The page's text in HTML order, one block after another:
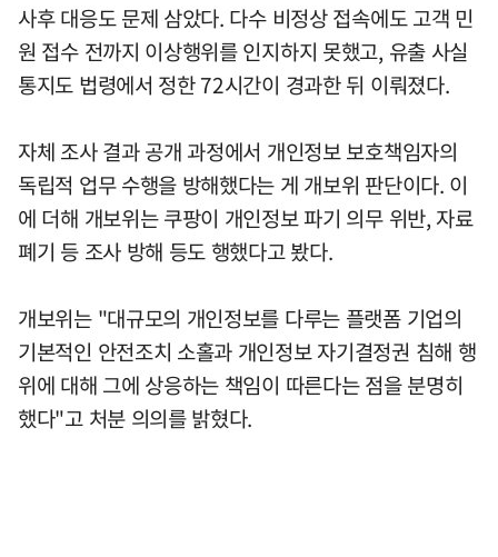
사후 대응도 문제 삼았다. 다수 비정상 접속에도 고객 민
원 접수 전까지 이상행위를 인지하지 못했고, 유출 사실
통지도 법령에서 정한 72시간이 경과한 뒤 이뤄졌다.
자체 조사 결과 공개 과정에서 개인정보 보호책임자의
독립적 업무 수행을 방해했다는 게 개보위 판단이다. 이
에 더해 개보위는 쿠팡이 개인정보 파기 의무 위반, 자료
폐기 등 조사 방해 등도 행했다고 봤다.
개보위는 "대규모의 개인정보를 다루는 플랫폼 기업의
기본적인 안전조치 소홀과 개인정보 자기결정권 침해 행
위에 대해 그에 상응하는 책임이 따른다는 점을 분명히
했다"고 처분 의의를 밝혔다.